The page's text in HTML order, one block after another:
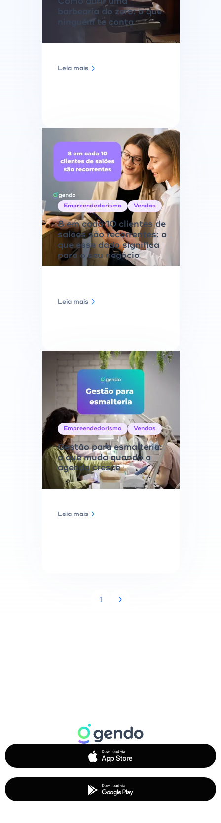
barbearia do zero: o que
ninguém te conta
Leia mais
Empreendedorismo Vendas
8 em cada 10 clientes de
salões são recorrentes: o
que esse dado significa
para o seu negócio
Leia mais
Empreendedorismo Vendas
Gestão para esmalteria:
o que muda quando a
agenda cresce
Leia mais
1